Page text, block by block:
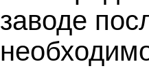
заводе